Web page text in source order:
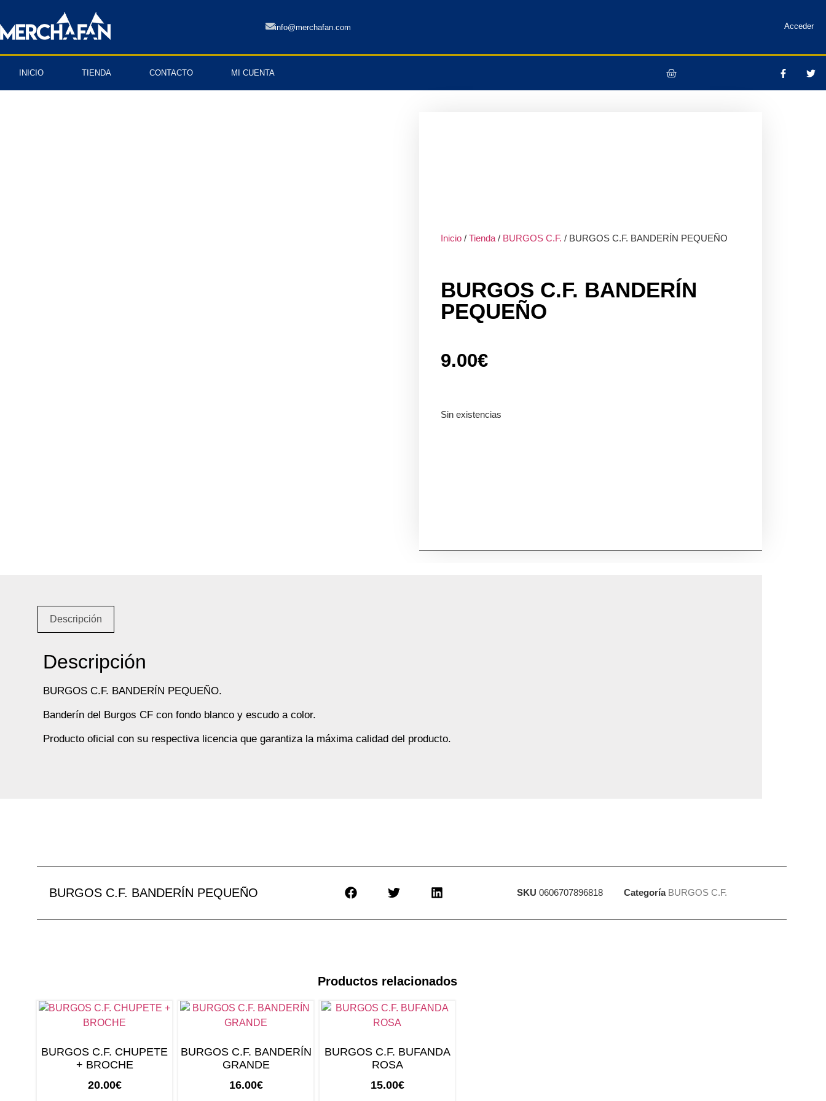
info@merchafan.com Acceder
INICIO TIENDA CONTACTO MI CUENTA
Inicio / Tienda / BURGOS C.F. / BURGOS C.F. BANDERÍN PEQUEÑO
BURGOS C.F. BANDERÍN
PEQUEÑO
9.00€
Sin existencias
Descripción
Descripción
BURGOS C.F. BANDERÍN PEQUEÑO.
Banderín del Burgos CF con fondo blanco y escudo a color.
Producto oficial con su respectiva licencia que garantiza la máxima calidad del producto.
BURGOS C.F. BANDERÍN PEQUEÑO SKU0606707896818 Categoría BURGOS C.F.
Productos relacionados
BURGOS C.F. CHUPETE
+ BROCHE
20.00€
BURGOS C.F. BANDERÍN
GRANDE
16.00€
BURGOS C.F. BUFANDA
ROSA
15.00€